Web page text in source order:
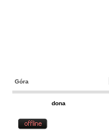
Góra
dona